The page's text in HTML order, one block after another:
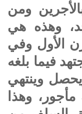
ومن
وهذه هي
الأول وفي
فيما بلغه
وينتهي
مأجور، وهذا